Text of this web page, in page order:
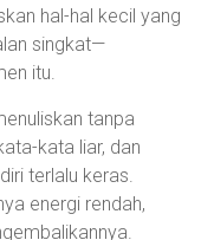
hal-hal kecil yang
singkat—
itu.
tanpa
kata liar, dan
terlalu keras.
energi rendah,